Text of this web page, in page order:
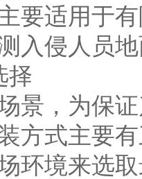
要适用于
入侵人员
，为保证
方式主要
环境来选